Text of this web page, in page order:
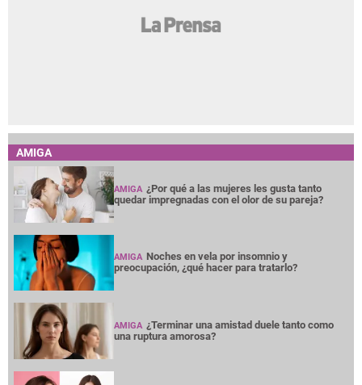
AMIGA
AMIGA ¿Por qué a las mujeres les gusta tanto
quedar impregnadas con el olor de su pareja?
AMIGA Noches en vela por insomnio y
preocupación, ¿qué hacer para tratarlo?
AMIGA ¿Terminar una amistad duele tanto como
una ruptura amorosa?